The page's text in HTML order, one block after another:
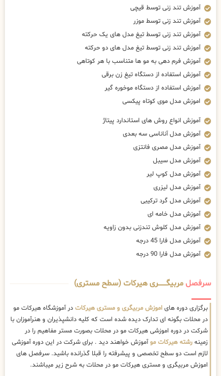
آموزش تند زنی توسط قیچی
آموزش تند زنی توسط موزر
آموزش تند زنی توسط تیغ مدل های یک حرکته
آموزش تند زنی توسط تیغ مدل های دو حرکته
آموزش فرم دهی به مو ها متناسب با هر کوتاهی
آموزش استفاده از دستگاه تیغ زن برقی
آموزش استفاده از دستگاه موخوره گیر
اموزش مدل موی کوتاه پیکسی
آموزش انواع روش های استاندارد پیتاژ
آموزش مدل آناناسی سه بعدی
آموزش مدل مصری فانتزی
آموزش مدل سیبل
آموزش مدل کوپ لیر
آموزش مدل لیزری
آموزش مدل گرد ترکیبی
آموزش مدل خامه ای
آموزش مدل کلوش تندزنی بدون زاویه
آموزش مدل فارا 45 درجه
آموزش مدل فارا 90 درجه
سرفصلمربیگــــــــری هیرکات (سطح مستری)
برگزاری دوره های اموزش مربیگری و مستری هیرکات در آموزشگاه هیرکات مو
در محلات بگونه ای تدارک دیده شده است که کلیه دانشپذیران و هنرآموزان با
شرکت در دوره اموزشی هیرکات مو در محلات بصورت مستر مفاهیم را در
زمینه رشته هیرکات موآموزش خواهند دید . برای شرکت در این دوره آموزشی
لازم است دو سطح تخصصی و پیشرفته را قبلا گذرانده باشید. سرفصل های
اموزش مربیگری و مستری هیرکات مو در محلات به شرح زیر میباشند.